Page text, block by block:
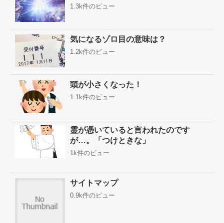
1.3k件のビュー
気になるゾロ目の意味は？
1.2k件のビュー
頭が小さくなった！
1.1k件のビュー
霊が憑いていると言われたのです
が…。「つけときな」
1k件のビュー
サイトマップ
0.9k件のビュー